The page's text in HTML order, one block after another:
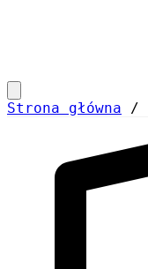
Strona główna /